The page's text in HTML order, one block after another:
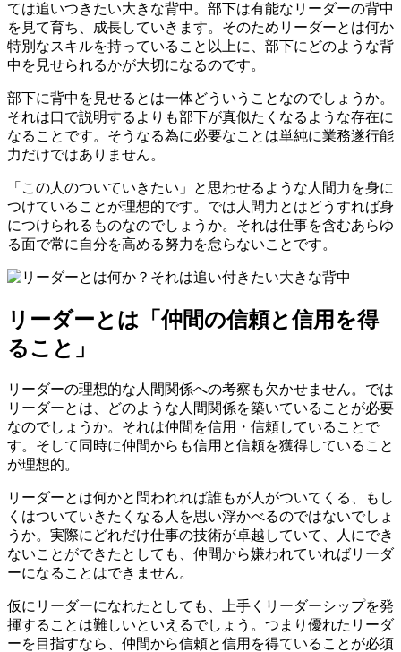
ては追いつきたい大きな背中。部下は有能なリーダーの背中
を見て育ち、成長していきます。そのためリーダーとは何か
特別なスキルを持っていること以上に、部下にどのような背
中を見せられるかが大切になるのです。
部下に背中を見せるとは一体どういうことなのでしょうか。
それは口で説明するよりも部下が真似たくなるような存在に
なることです。そうなる為に必要なことは単純に業務遂行能
力だけではありません。
「この人のついていきたい」と思わせるような人間力を身に
つけていることが理想的です。では人間力とはどうすれば身
につけられるものなのでしょうか。それは仕事を含むあらゆ
る面で常に自分を高める努力を怠らないことです。
リーダーとは「仲間の信頼と信用を得
ること」
リーダーの理想的な人間関係への考察も欠かせません。では
リーダーとは、どのような人間関係を築いていることが必要
なのでしょうか。それは仲間を信用・信頼していることで
す。そして同時に仲間からも信用と信頼を獲得していること
が理想的。
リーダーとは何かと問われれば誰もが人がついてくる、もし
くはついていきたくなる人を思い浮かべるのではないでしょ
うか。実際にどれだけ仕事の技術が卓越していて、人にでき
ないことができたとしても、仲間から嫌われていればリーダ
ーになることはできません。
仮にリーダーになれたとしても、上手くリーダーシップを発
揮することは難しいといえるでしょう。つまり優れたリーダ
ーを目指すなら、仲間から信頼と信用を得ていることが必須